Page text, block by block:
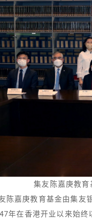
集友陈嘉庚教
陈嘉庚教育基金由集友
年在香港开业以来始终